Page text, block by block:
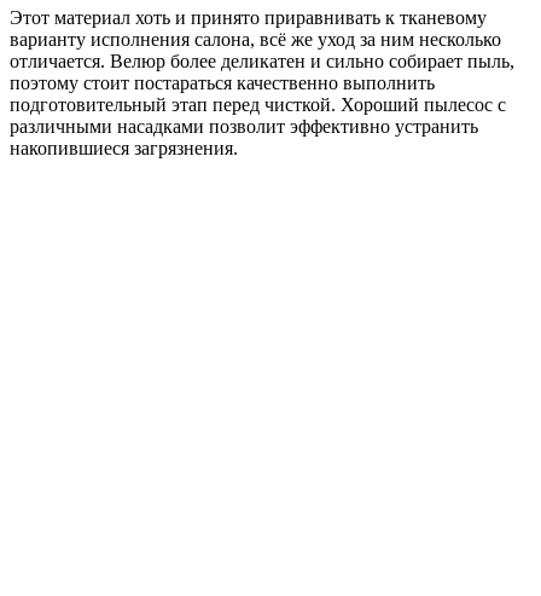
Этот материал хоть и принято приравнивать к тканевому
варианту исполнения салона, всё же уход за ним несколько
отличается. Велюр более деликатен и сильно собирает пыль,
поэтому стоит постараться качественно выполнить
подготовительный этап перед чисткой. Хороший пылесос с
различными насадками позволит эффективно устранить
накопившиеся загрязнения.